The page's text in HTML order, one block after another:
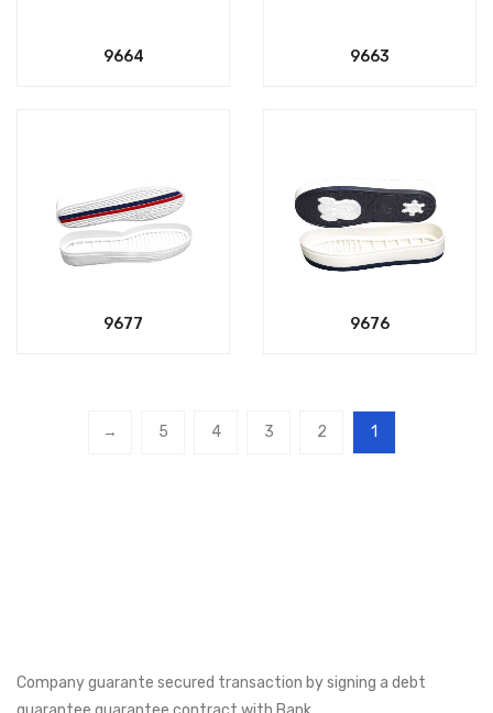
9663
9664
9676
9677
1
2
3
4
5
→
Company guarante secured transaction by signing a debt